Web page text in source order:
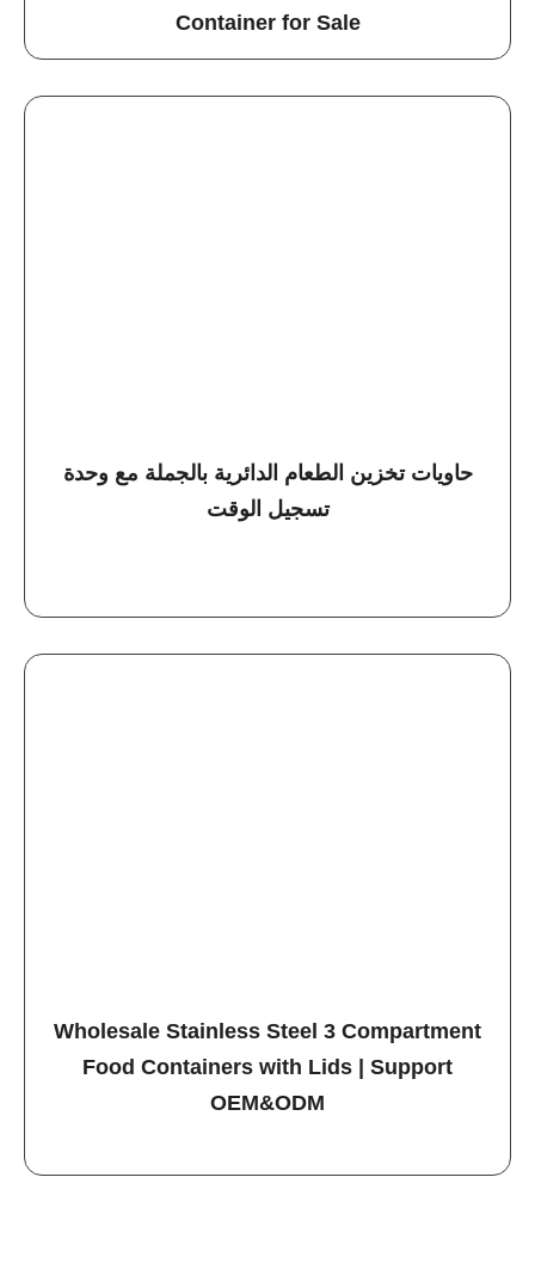
Container for Sale
حاويات تخزين الطعام الدائرية بالجملة مع وحدة
تسجيل الوقت
Wholesale Stainless Steel 3 Compartment
Food Containers with Lids | Support
OEM&ODM